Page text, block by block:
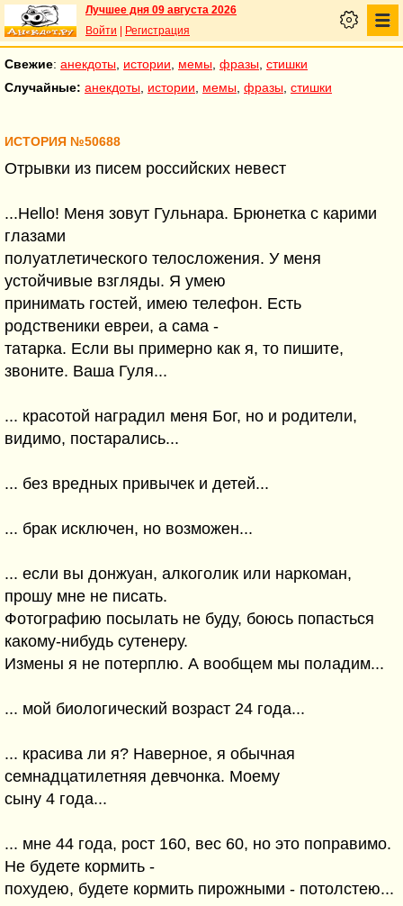
Лучшее дня 09 августа 2026
Войти
Регистрация
Свежие: анекдоты истории мемы фразы стишки
Случайные: анекдоты истории мемы фразы стишки
ИСТОРИЯ №50688
Отрывки из писем российских невест
...Hello! Меня зовут Гульнара. Брюнетка с карими
глазами
полуатлетического телосложения. У меня
устойчивые взгляды. Я умею
принимать гостей, имею телефон. Есть
родственики евреи, а сама -
татарка. Если вы примерно как я, то пишите,
звоните. Ваша Гуля...
... красотой наградил меня Бог, но и родители,
видимо, постарались...
... без вредных привычек и детей...
... брак исключен, но возможен...
... если вы донжуан, алкоголик или наркоман,
прошу мне не писать.
Фотографию посылать не буду, боюсь попасться
какому-нибудь сутенеру.
Измены я не потерплю. А вообщем мы поладим...
... мой биологический возраст 24 года...
... красива ли я? Наверное, я обычная
семнадцатилетняя девчонка. Моему
сыну 4 года...
... мне 44 года, рост 160, вес 60, но это поправимо.
Не будете кормить -
похудею, будете кормить пирожными - потолстею...